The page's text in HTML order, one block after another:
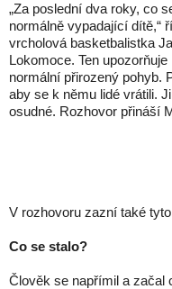
„Za poslední dva roky, co
normálně vypadající dítě,“
vrcholová basketbalistka
Lokomoce. Ten
normální přirozený pohyb.
aby se k němu lidé vrátili.
osudné. Rozhovor přináší
V rozhovoru zazní také
Co se stalo?
Člověk se napřímil a začal